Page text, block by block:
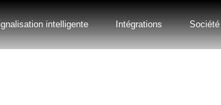
intelligente Intégrations Société